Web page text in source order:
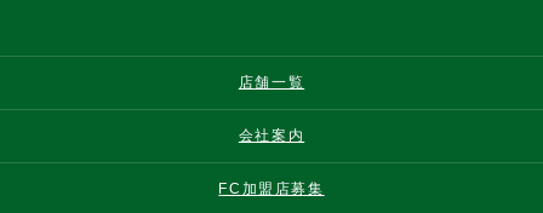
店舗一覧
会社案内
FC加盟店募集